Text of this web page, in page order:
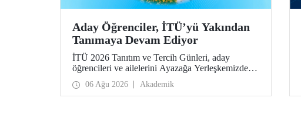
Aday Öğrenciler, İTÜ’yü Yakından
Tanımaya Devam Ediyor
İTÜ 2026 Tanıtım ve Tercih Günleri, aday
öğrencileri ve ailelerini Ayazağa Yerleşkemizde
ağırlamaya devam ediyor. Tanıtım ve Tercih
Günleri 7 Ağustos’ta tamamlanacak, ilgili fakülte
ve birimler adaylara bilgi vermeye devam edecek.
06 Ağu 2026 Akademik